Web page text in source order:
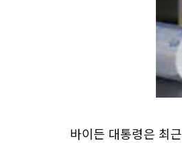
바이든 대통령은 최